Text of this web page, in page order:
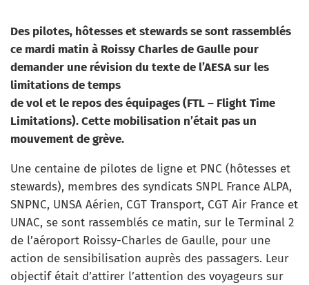
Des pilotes, hôtesses et stewards se sont rassemblés
ce mardi matin à Roissy Charles de Gaulle pour
demander une révision du texte de l’AESA sur les
limitations de temps
de vol et le repos des équipages (FTL – Flight Time
Limitations). Cette mobilisation n’était pas un
mouvement de grève.
Une centaine de pilotes de ligne et PNC (hôtesses et
stewards), membres des syndicats SNPL France ALPA,
SNPNC, UNSA Aérien, CGT Transport, CGT Air France et
UNAC, se sont rassemblés ce matin, sur le Terminal 2
de l’aéroport Roissy-Charles de Gaulle, pour une
action de sensibilisation auprès des passagers. Leur
objectif était d’attirer l’attention des voyageurs sur